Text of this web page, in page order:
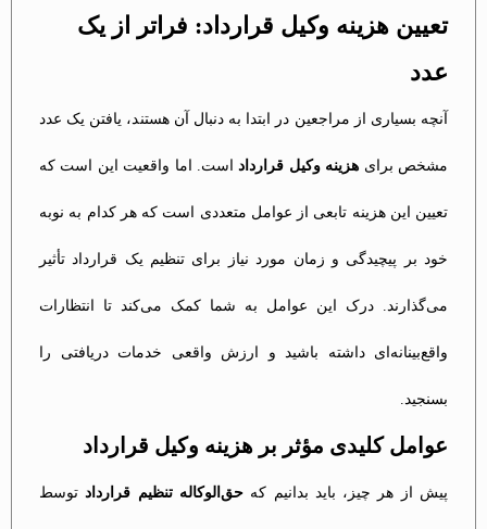
تعیین هزینه وکیل قرارداد: فراتر از یک
عدد
آنچه بسیاری از مراجعین در ابتدا به دنبال آن هستند، یافتن یک عدد
مشخص برای هزینه وکیل قرارداداست. اما واقعیت این است که
تعیین این هزینه تابعی از عوامل متعددی است که هر کدام به نوبه
خود بر پیچیدگی و زمان مورد نیاز برای تنظیم یک قرارداد تأثیر
می‌گذارند. درک این عوامل به شما کمک می‌کند تا انتظارات
واقع‌بینانه‌ای داشته باشید و ارزش واقعی خدمات دریافتی را
بسنجید.
عوامل کلیدی مؤثر بر هزینه وکیل قرارداد
پیش از هر چیز، باید بدانیم کهحق‌الوکاله تنظیم قراردادتوسط